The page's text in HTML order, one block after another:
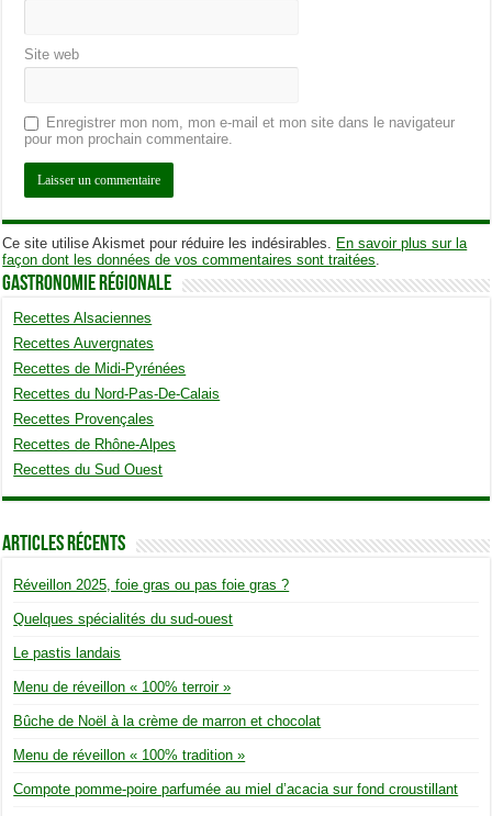
Site web
Enregistrer mon nom, mon e-mail et mon site dans le navigateur
pour mon prochain commentaire.
Ce site utilise Akismet pour réduire les indésirables. En savoir plus sur la
façon dont les données de vos commentaires sont traitées
Gastronomie Régionale
Recettes Alsaciennes
Recettes Auvergnates
Recettes de Midi-Pyrénées
Recettes du Nord-Pas-De-Calais
Recettes Provençales
Recettes de Rhône-Alpes
Recettes du Sud Ouest
Articles Récents
Réveillon 2025, foie gras ou pas foie gras ?
Quelques spécialités du sud-ouest
Le pastis landais
Menu de réveillon « 100% terroir »
Bûche de Noël à la crème de marron et chocolat
Menu de réveillon « 100% tradition »
Compote pomme-poire parfumée au miel d’acacia sur fond croustillant